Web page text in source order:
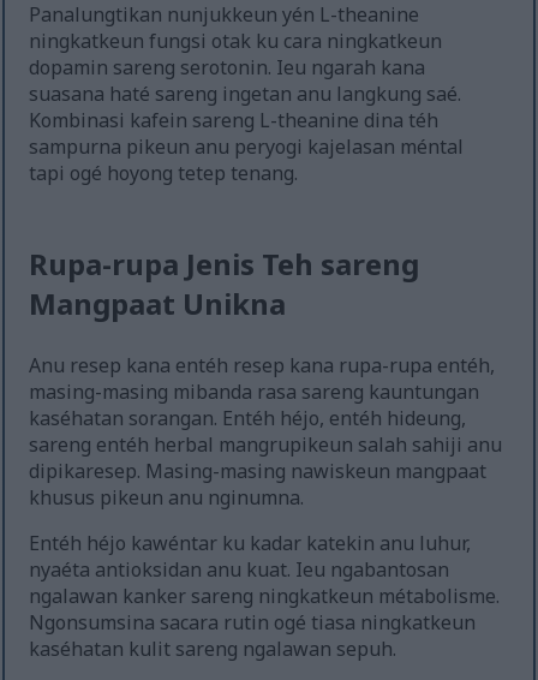
Panalungtikan nunjukkeun yén L-theanine
ningkatkeun fungsi otak ku cara ningkatkeun
dopamin sareng serotonin. Ieu ngarah kana
suasana haté sareng ingetan anu langkung saé.
Kombinasi kafein sareng L-theanine dina téh
sampurna pikeun anu peryogi kajelasan méntal
tapi ogé hoyong tetep tenang.
Rupa-rupa Jenis Teh sareng
Mangpaat Unikna
Anu resep kana entéh resep kana rupa-rupa entéh,
masing-masing mibanda rasa sareng kauntungan
kaséhatan sorangan. Entéh héjo, entéh hideung,
sareng entéh herbal mangrupikeun salah sahiji anu
dipikaresep. Masing-masing nawiskeun mangpaat
khusus pikeun anu nginumna.
Entéh héjo kawéntar ku kadar katekin anu luhur,
nyaéta antioksidan anu kuat. Ieu ngabantosan
ngalawan kanker sareng ningkatkeun métabolisme.
Ngonsumsina sacara rutin ogé tiasa ningkatkeun
kaséhatan kulit sareng ngalawan sepuh.